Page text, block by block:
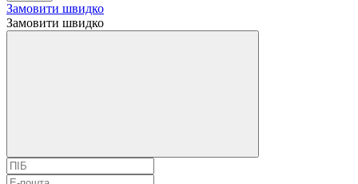
Замовити швидко
Замовити швидко